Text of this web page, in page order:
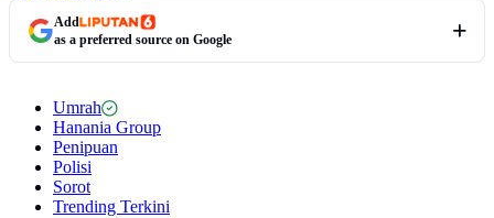
Add
as a preferred source on Google
Umrah
Hanania Group
Penipuan
Polisi
Sorot
Trending Terkini